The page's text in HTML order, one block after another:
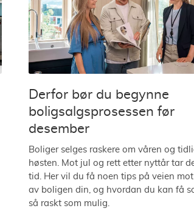
Derfor bør du begynne
boligsalgsprosessen før
desember
Boliger selges raskere om våren og
høsten. Mot jul og rett etter nyttår tar
tid. Her vil du få noen tips på veien
av boligen din, og hvordan du kan få
så raskt som mulig.